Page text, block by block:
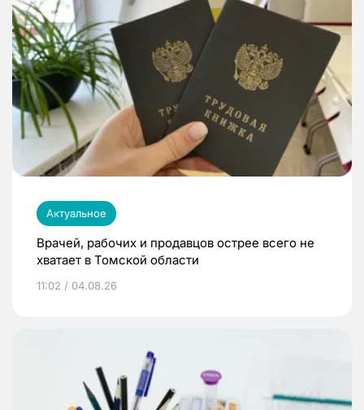
Актуальное
Врачей, рабочих и продавцов острее всего не
хватает в Томской области
11:02 / 04.08.26